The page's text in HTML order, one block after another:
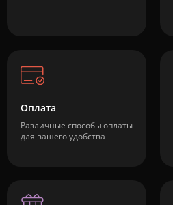
Оплата
Различные способы оплаты
для вашего удобства